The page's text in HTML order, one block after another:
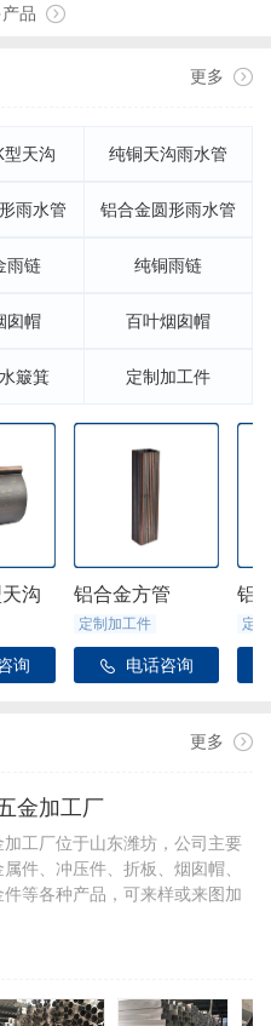
品
更多
天沟 纯铜天沟雨水管
雨水管 铝合金圆形雨水管
雨链 纯铜雨链
囱帽 百叶烟囱帽
簸箕 定制加工件
沟
询
铝合金方管
定制加工件
 电话咨询
铝
定
更多
金加工厂
工厂位于山东潍坊，公司主要
件、冲压件、折板、烟囱帽、
等各种产品，可来样或来图加
制烟囱帽、虹吸雨水斗、侧排
阴脊瓦、不锈钢透气帽等。公